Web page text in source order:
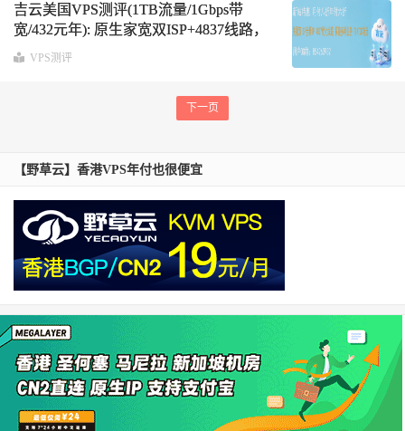
吉云美国VPS测评(1TB流量/1Gbps带
宽/432元年): 原生家宽双ISP+4837线路，
Tiktok直播神器 (折后36元/月)
VPS测评
下一页
【野草云】香港VPS年付也很便宜